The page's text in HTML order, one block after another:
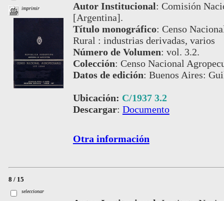
imprimir Autor Institucional: Comisión
[Argentina].
Título monográfico: Censo
Rural : industrias derivadas, varios
Número de Volumen: vol. 3.2.
Colección: Censo Nacional
Datos de edición: Buenos Aires:
Ubicación: C/1937 3.2
Descargar: Documento
Otra información
8 / 15
seleccionar